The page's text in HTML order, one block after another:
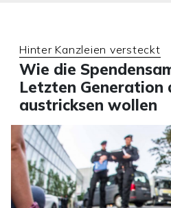
Hinter Kanzleien versteckt
Wie die
Letzten Generation
austricksen wollen